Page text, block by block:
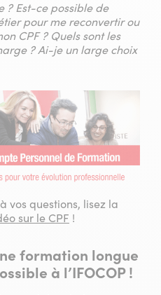
? Est-ce possible de
pour me reconvertir ou
CPF ? Quels sont les
? Ai-je un large choix
vos questions, lisez la
sur le CPF !
formation longue
à l’IFOCOP !